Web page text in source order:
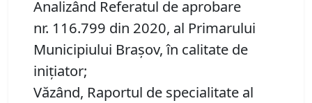
Analizând Referatul de aprobare
nr. 116.799 din 2020, al Primarului
Municipiului Brașov, în calitate de
inițiator;
Văzând, Raportul de specialitate al